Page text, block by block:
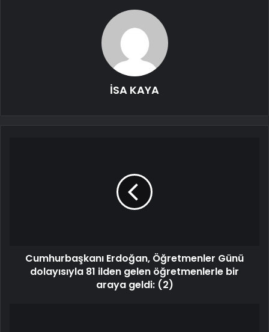
İSA KAYA
Cumhurbaşkanı Erdoğan, Öğretmenler Günü
dolayısıyla 81 ilden gelen öğretmenlerle bir
araya geldi: (2)